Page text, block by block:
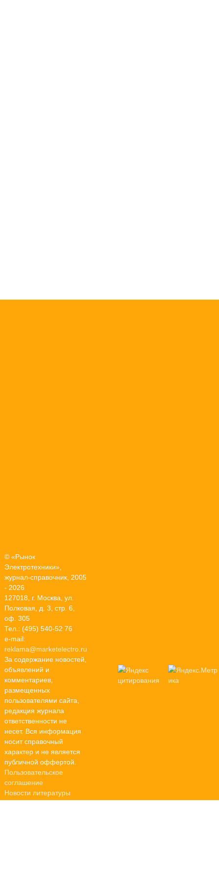
© «Рынок
Электротехники»,
журнал-справочник, 2005
- 2026
127018, г. Москва, ул.
Полковая, д. 3, стр. 6,
оф. 305
Тел.: (495) 540-52 76
e-mail:
reklama@marketelectro.ru
За содержание новостей,
объявлений и
комментариев,
размещенных
пользователями сайта,
редакция журнала
ответственности не
несет. Вся информация
носит справочный
характер и не является
публичной оффертой.
Пользовательское
соглашение
Новости литературы